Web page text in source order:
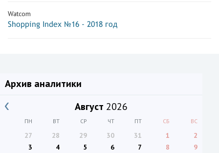
Watcom
Shopping Index №16 - 2018 год
Архив аналитики
Август 2026
ПН ВТ СР ЧТ ПТ СБ ВС
27 28 29 30 31 1
2
3
4 5 6 7 8
9